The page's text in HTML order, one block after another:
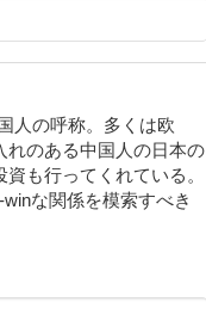
人の呼称。多くは欧
れのある中国人の日本の
も行ってくれている。
な関係を模索すべき